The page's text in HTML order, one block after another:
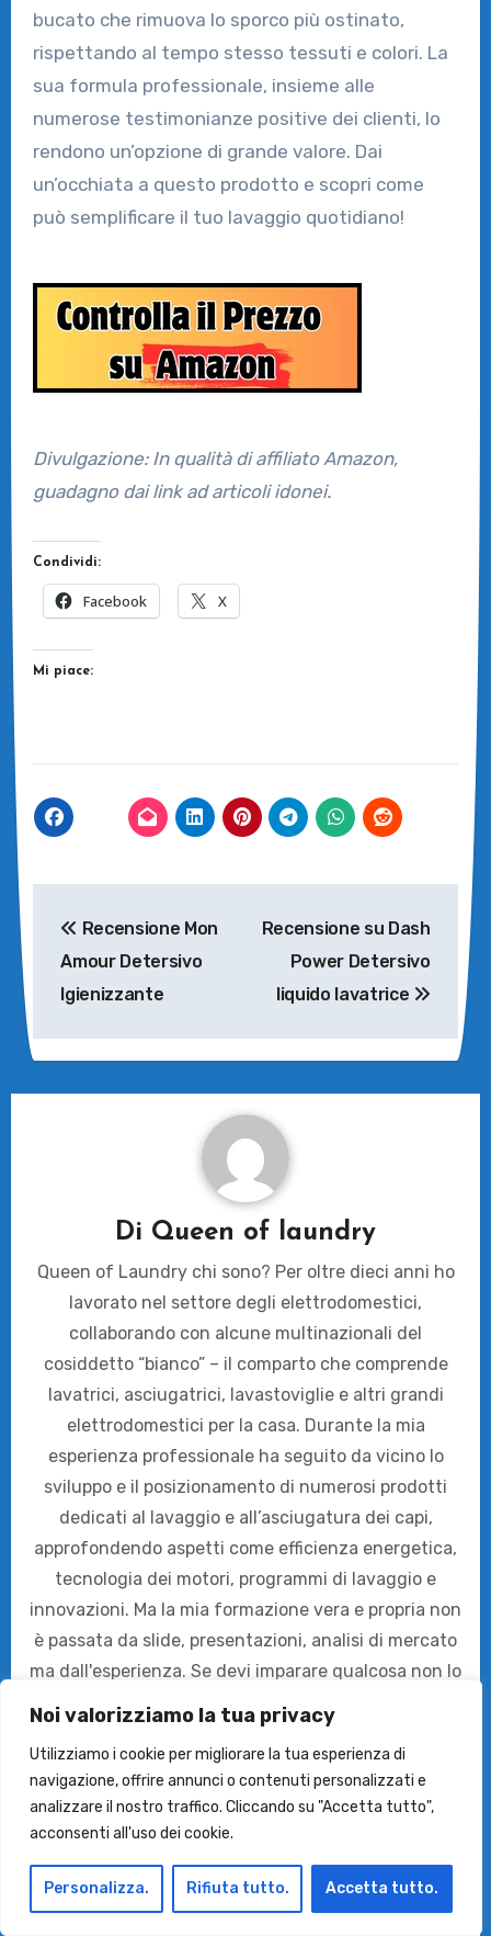
Noi valorizziamo la tua privacy
Utilizziamo i cookie per migliorare la tua esperienza di
navigazione, offrire annunci o contenuti personalizzati e
analizzare il nostro traffico. Cliccando su "Accetta tutto",
acconsenti all'uso dei cookie.
Personalizza. Rifiuta tutto. Accetta tutto.
bucato che rimuova lo sporco più ostinato,
rispettando al tempo stesso tessuti e colori. La
sua formula professionale, insieme alle
numerose testimonianze positive dei clienti, lo
rendono un’opzione di grande valore. Dai
un’occhiata a questo prodotto e scopri come
può semplificare il tuo lavaggio quotidiano!
Divulgazione: In qualità di affiliato Amazon,
guadagno dai link ad articoli idonei.
Condividi:
Facebook X
Mi piace:
articoli
Recensione Mon
Amour Detersivo
Igienizzante
Recensione su Dash
Power Detersivo
liquido lavatrice
Di Queen of laundry
Queen of Laundry chi sono? Per oltre dieci anni ho
lavorato nel settore degli elettrodomestici,
collaborando con alcune multinazionali del
cosiddetto “bianco” – il comparto che comprende
lavatrici, asciugatrici, lavastoviglie e altri grandi
elettrodomestici per la casa. Durante la mia
esperienza professionale ha seguito da vicino lo
sviluppo e il posizionamento di numerosi prodotti
dedicati al lavaggio e all’asciugatura dei capi,
approfondendo aspetti come efficienza energetica,
tecnologia dei motori, programmi di lavaggio e
innovazioni. Ma la mia formazione vera e propria non
è passata da slide, presentazioni, analisi di mercato
ma dall'esperienza. Se devi imparare qualcosa non lo
fai solo lavorando in un ufficio ma anche a casa nel
mio caso. Con tre figli e un cane ho gestito e gestisco
una montagna di bucato ogni settimana. Ho vissuto
da sola prima di mettere su famiglia, ho provato negli
anni (che aimé iniziano a essere tanti) decine di
prodotti per il bucato. Su MiglioriLavatrici.com
condivido guide, recensioni e confronti tra modelli,